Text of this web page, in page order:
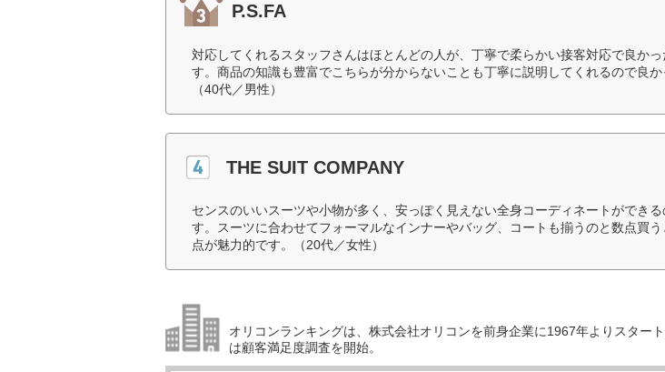
P.S.FA
対応してくれるスタッフさんはほとんどの人が、丁寧で柔らかい接客対応で良かっ
す。商品の知識も豊富でこちらが分からないことも丁寧に説明してくれるので良か
（40代／男性）
THE SUIT COMPANY
センスのいいスーツや小物が多く、安っぽく見えない全身コーディネートができ
す。スーツに合わせてフォーマルなインナーやバッグ、コートも揃うのと数点買う
点が魅力的です。（20代／女性）
オリコンランキングは、株式会社オリコンを前身企業に1967年よりスター
は顧客満足度調査を開始。